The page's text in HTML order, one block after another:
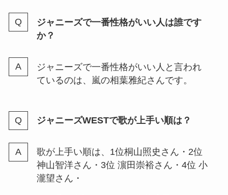
スノーマンライブの倍率がやば
やデビュー当時の年齢も紹介
ジャニーズクリアファイルは買取
できる？おすすめの店舗や口コミ
ジャニーズで一番性格がいい人は誰です
か？
ジャニーズで一番性格がいい人と言われ
ているのは、嵐の相葉雅紀さんです。
ジャニーズWESTで歌が上手い順は？
歌が上手い順は、1位桐山照史さん・2位
神山智洋さん・3位 濵田崇裕さん・4位 小
瀧望さん・